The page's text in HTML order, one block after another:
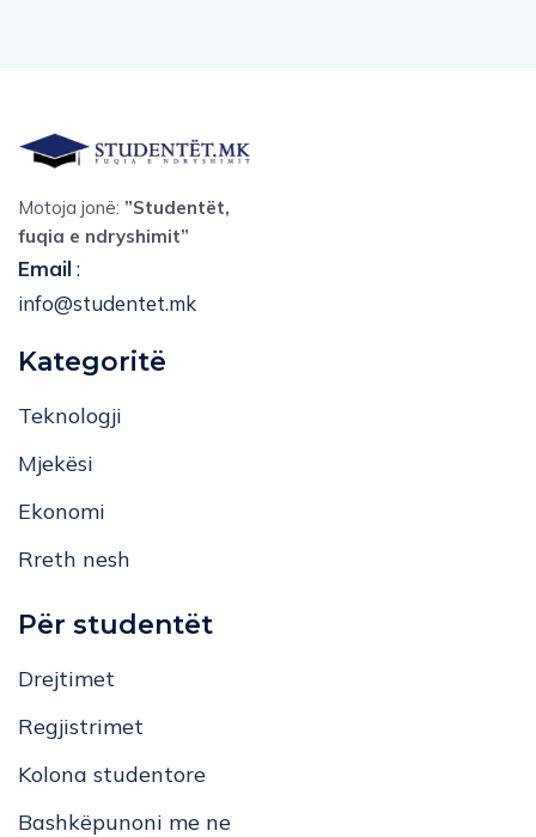
Motoja jonë: ”Studentët,
fuqia e ndryshimit”
Email:
info@studentet.mk
Kategoritë
Teknologji
Mjekësi
Ekonomi
Rreth nesh
Për studentët
Drejtimet
Regjistrimet
Kolona studentore
Bashkëpunoni me ne